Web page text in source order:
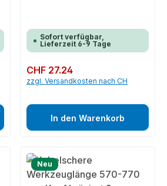
Sofort verfügbar,
Lieferzeit 6-9 Tage
Regulärer Preis:
CHF 27.24
zzgl. Versandkosten nach CH
In den Warenkorb
Neu